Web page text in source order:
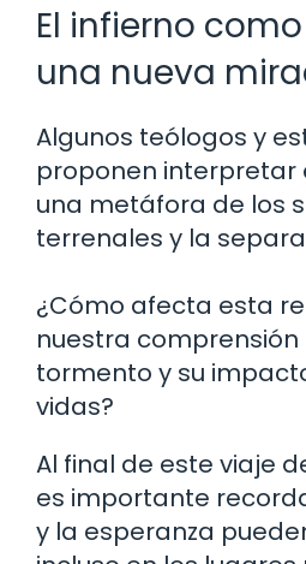
El infierno
una nueva
Algunos teólogos y
proponen interpretar
una metáfora de los
terrenales y la
¿Cómo afecta esta
nuestra
tormento y su
vidas?
Al final de este viaje
es importante
y la esperanza